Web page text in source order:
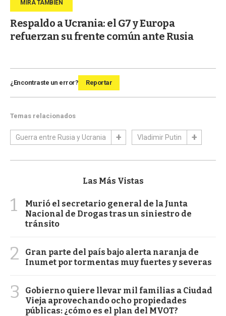
Respaldo a Ucrania: el G7 y Europa
refuerzan su frente común ante Rusia
¿Encontraste un error? Reportar
Temas relacionados
Guerra entre Rusia y Ucrania Vladimir Putin
Las Más Vistas
1
Murió el secretario general de la Junta
Nacional de Drogas tras un siniestro de
tránsito
2
Gran parte del país bajo alerta naranja de
Inumet por tormentas muy fuertes y severas
3
Gobierno quiere llevar mil familias a Ciudad
Vieja aprovechando ocho propiedades
públicas: ¿cómo es el plan del MVOT?